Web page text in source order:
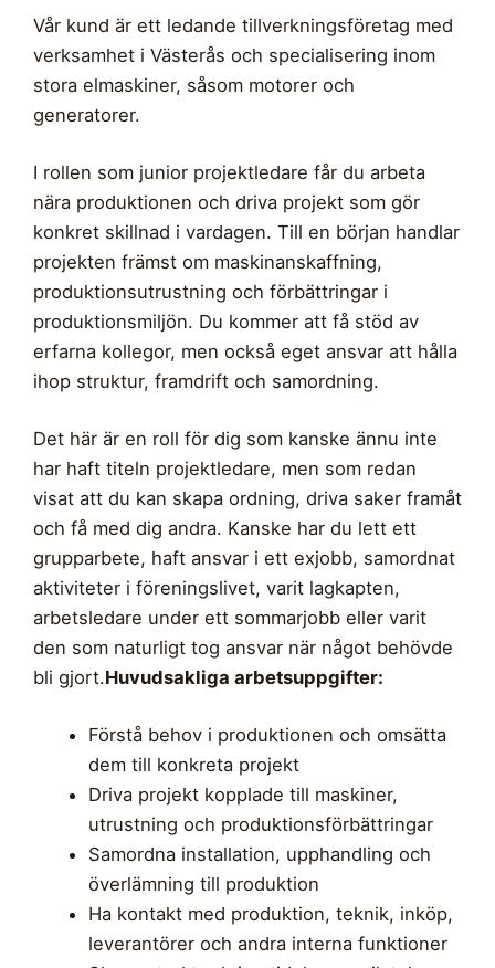
Vår kund är ett ledande tillverkningsföretag med
verksamhet i Västerås och specialisering inom
stora elmaskiner, såsom motorer och
generatorer.
I rollen som junior projektledare får du arbeta
nära produktionen och driva projekt som gör
konkret skillnad i vardagen. Till en början handlar
projekten främst om maskinanskaffning,
produktionsutrustning och förbättringar i
produktionsmiljön. Du kommer att få stöd av
erfarna kollegor, men också eget ansvar att hålla
ihop struktur, framdrift och samordning.
Det här är en roll för dig som kanske ännu inte
har haft titeln projektledare, men som redan
visat att du kan skapa ordning, driva saker framåt
och få med dig andra. Kanske har du lett ett
grupparbete, haft ansvar i ett exjobb, samordnat
aktiviteter i föreningslivet, varit lagkapten,
arbetsledare under ett sommarjobb eller varit
den som naturligt tog ansvar när något behövde
bli gjort.Huvudsakliga arbetsuppgifter:
Förstå behov i produktionen och omsätta
dem till konkreta projekt
Driva projekt kopplade till maskiner,
utrustning och produktionsförbättringar
Samordna installation, upphandling och
överlämning till produktion
Ha kontakt med produktion, teknik, inköp,
leverantörer och andra interna funktioner